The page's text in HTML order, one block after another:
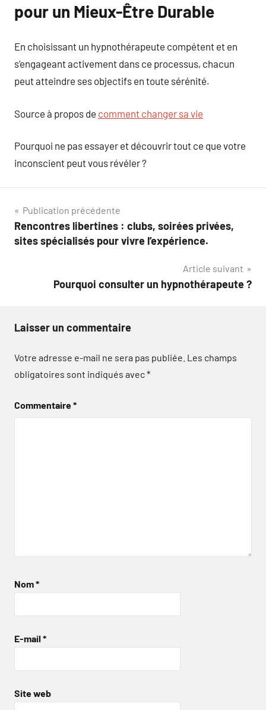
pour un Mieux-Être Durable
En choisissant un hypnothérapeute compétent et en
s’engageant activement dans ce processus, chacun
peut atteindre ses objectifs en toute sérénité.
Source à propos de comment changer sa vie
Pourquoi ne pas essayer et découvrir tout ce que votre
inconscient peut vous révéler ?
Navigation
de
Publication précédente
Rencontres libertines : clubs, soirées privées,
sites spécialisés pour vivre l’expérience.
Article suivant
Pourquoi consulter un hypnothérapeute ?
Laisser un commentaire
Votre adresse e-mail ne sera pas publiée. Les champs
obligatoires sont indiqués avec*
Commentaire*
Nom*
E-mail *
Site web